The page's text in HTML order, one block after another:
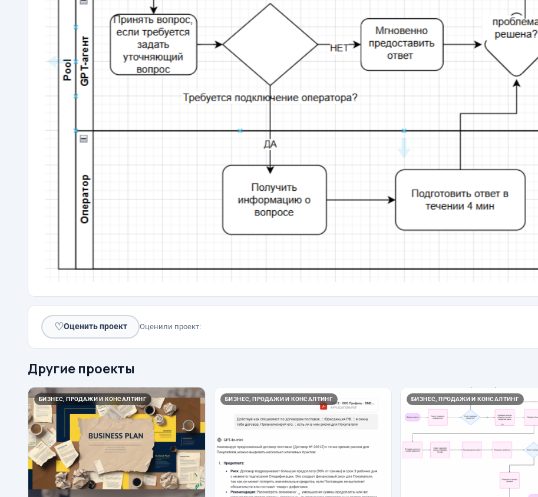
♡Оценить проект Оценили проект:
Другие проекты
БИЗНЕС, ПРОДАЖИ И КОНСАЛТИНГ БИЗНЕС, ПРОДАЖИ И КОНСАЛТИНГ БИЗНЕС, ПРОДАЖИ И КОНСАЛТИНГ